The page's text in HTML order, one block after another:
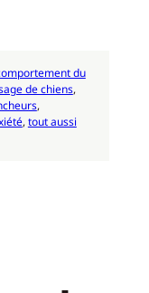
du
de chiens
, tout aussi